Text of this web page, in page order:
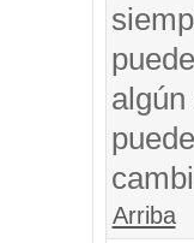
Arriba